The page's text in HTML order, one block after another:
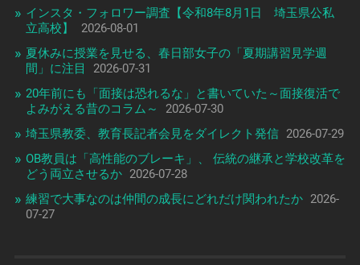
インスタ・フォロワー調査【令和8年8月1日 埼玉県公私
立高校】
2026-08-01
夏休みに授業を見せる、春日部女子の「夏期講習見学週
間」に注目
2026-07-31
20年前にも「面接は恐れるな」と書いていた～面接復活で
よみがえる昔のコラム～
2026-07-30
埼玉県教委、教育長記者会見をダイレクト発信 2026-07-29
OB教員は「高性能のブレーキ」、 伝統の継承と学校改革を
どう両立させるか 2026-07-28
練習で大事なのは仲間の成長にどれだけ関われたか 2026-
07-27